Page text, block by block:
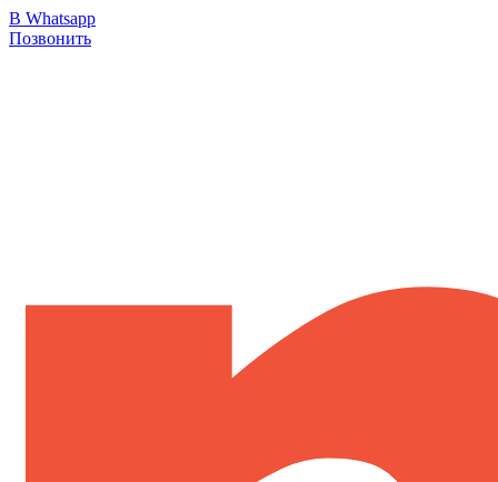
В Whatsapp
Позвонить